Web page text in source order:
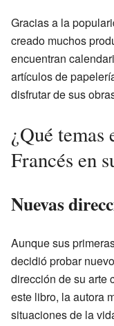
Gracias a la
creado muchos
encuentran
artículos de
disfrutar de sus
¿Qué
Francés en
Nuevas
Aunque sus
decidió probar
dirección de su arte
este libro, la autora
situaciones de la